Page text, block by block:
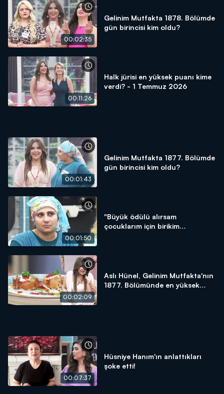
00:02:35
Gelinim Mutfakta 1878. Bölümde
gün birincisi kim oldu?
00:11:26
Halk jürisi en yüksek puanı kime
verdi? - 1 Temmuz 2026
00:01:43
Gelinim Mutfakta 1877. Bölümde
gün birincisi kim oldu?
00:01:50
"Büyük ödülü alırsam
çocuklarım için birikim
00:02:09
Aslı Hünel, Gelinim Mutfakta'nın
1877. Bölümünde en yüksek
00:07:37
Hüsniye Hanım'ın anlattıkları
şoke etti!